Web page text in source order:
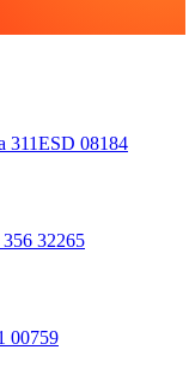
311ESD 08184
32265
00759